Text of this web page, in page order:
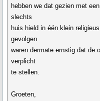
hebben we dat gezien met
slechts
huis hield in één klein
gevolgen
waren dermate ernstig dat de
verplicht
te stellen.
Groeten,